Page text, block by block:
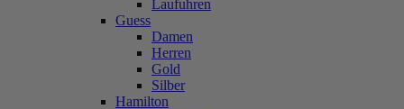
Laufuhren
Guess
Damen
Herren
Gold
Silber
Hamilton